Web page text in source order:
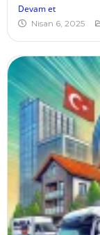
Devam et
Nisan 6, 2025